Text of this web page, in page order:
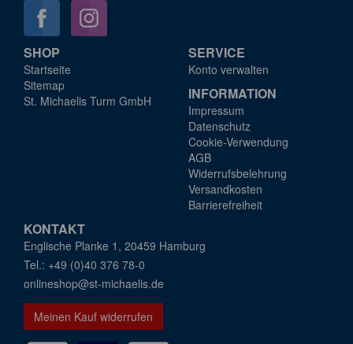
SHOP
Startseite
Sitemap
St. Michaelis Turm GmbH
SERVICE
Konto verwalten
INFORMATION
Impressum
Datenschutz
Cookie-Verwendung
AGB
Widerrufsbelehrung
Versandkosten
Barrierefreiheit
KONTAKT
Englische Planke 1, 20459 Hamburg
+49 (0)40 376 78-0
onlineshop@st-michaelis.de
Meinen Kauf widerrufen